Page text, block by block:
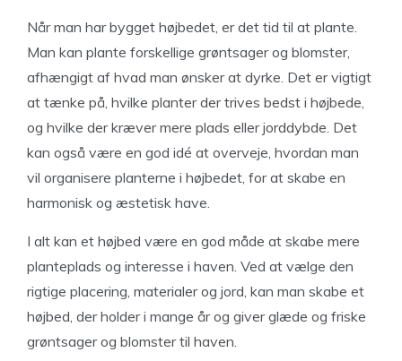
Når man har bygget højbedet, er det tid til at plante.
Man kan plante forskellige grøntsager og blomster,
afhængigt af hvad man ønsker at dyrke. Det er vigtigt
at tænke på, hvilke planter der trives bedst i højbede,
og hvilke der kræver mere plads eller jorddybde. Det
kan også være en god idé at overveje, hvordan man
vil organisere planterne i højbedet, for at skabe en
harmonisk og æstetisk have.
I alt kan et højbed være en god måde at skabe mere
planteplads og interesse i haven. Ved at vælge den
rigtige placering, materialer og jord, kan man skabe et
højbed, der holder i mange år og giver glæde og friske
grøntsager og blomster til haven.